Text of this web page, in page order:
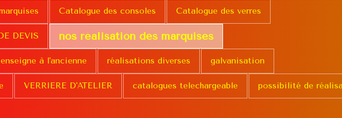
Catalogue des consoles Catalogue des verres
DEVIS nos réalisation des marquises
enseigne à l'ancienne réalisations diverses galvanisation
VERRIERE D'ATELIER catalogues telechargeable possibilité de